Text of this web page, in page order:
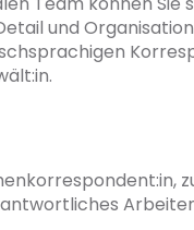
und